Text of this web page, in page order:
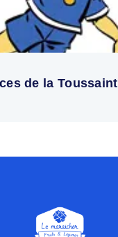
de la Toussaint